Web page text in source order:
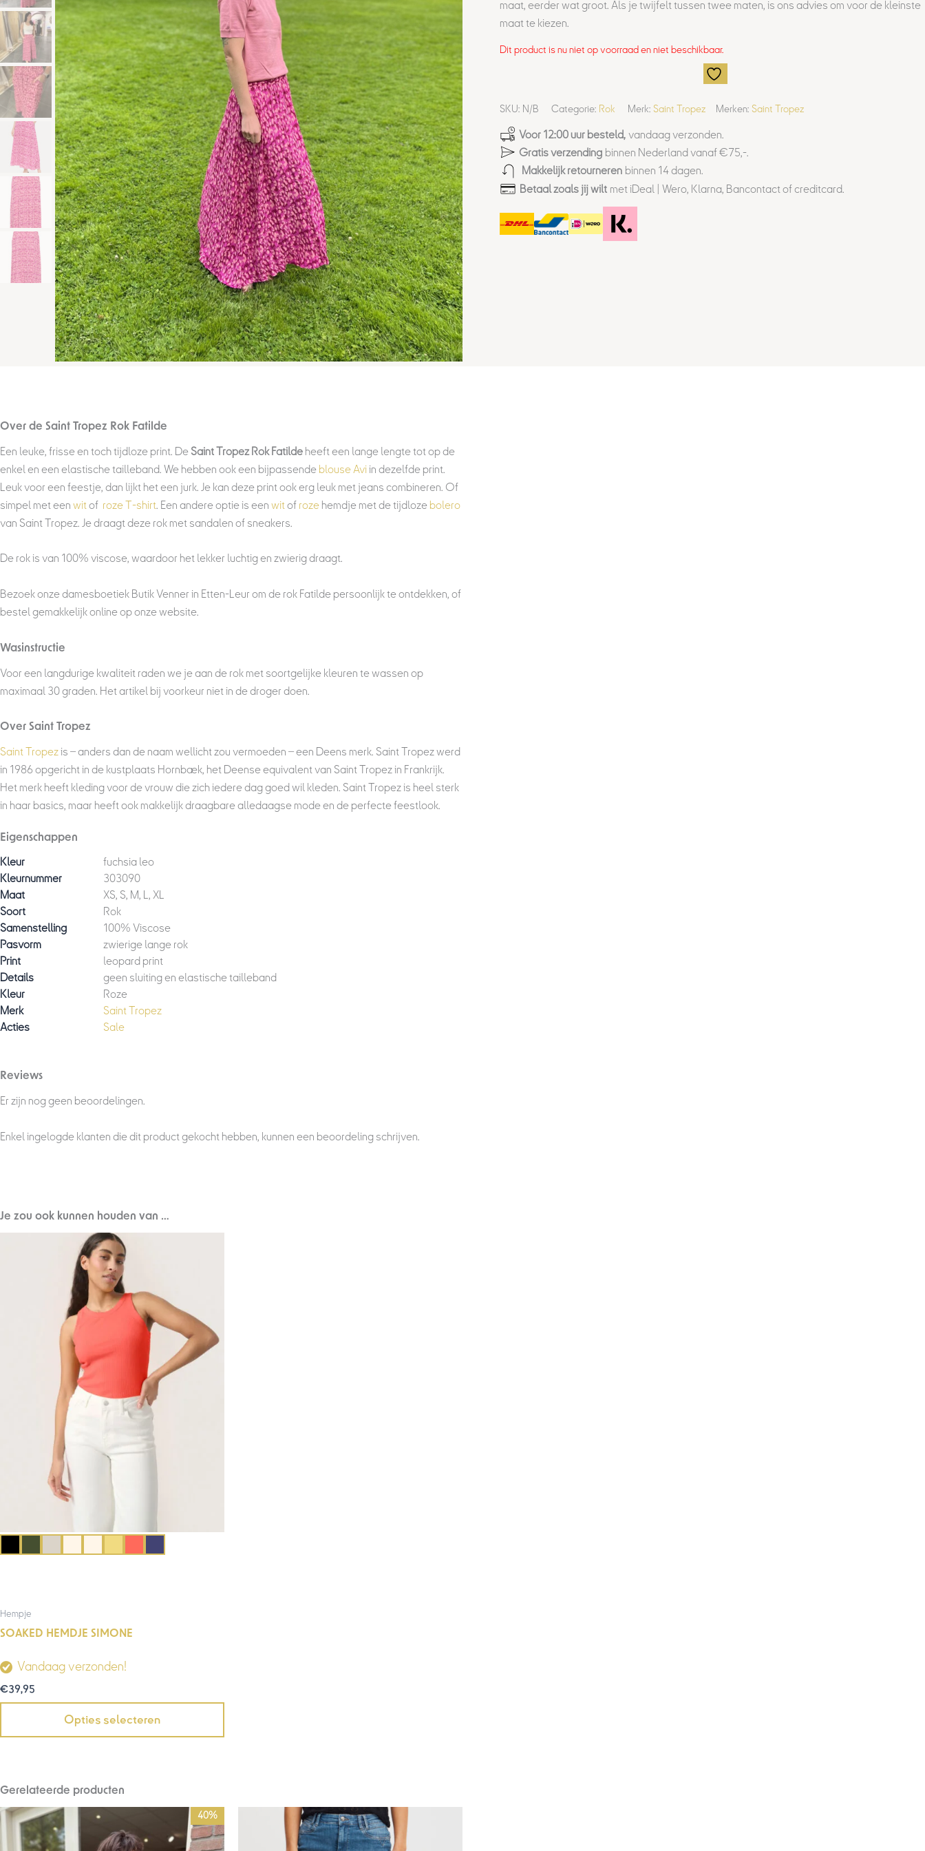
maat, eerder wat groot. Als je twijfelt tussen twee maten, is ons advies om voor de kleinste
maat te kiezen.
Dit product is nu niet op voorraad en niet beschikbaar.
SKU: N/B Categorie: Rok Merk: Saint Tropez Merken: Saint Tropez
Voor 12:00 uur besteld, vandaag verzonden.
Gratis verzending binnen Nederland vanaf €75,-.
Makkelijk retourneren binnen 14 dagen.
Betaal zoals jij wilt met iDeal | Wero, Klarna, Bancontact of creditcard.
Over de Saint Tropez Rok Fatilde
Een leuke, frisse en toch tijdloze print. De Saint Tropez Rok Fatilde heeft een lange lengte tot op de
enkel en een elastische tailleband. We hebben ook een bijpassende blouse Aviin dezelfde print.
Leuk voor een feestje, dan lijkt het een jurk. Je kan deze print ook erg leuk met jeans combineren. Of
simpel met een witof roze T-shirt. Een andere optie is een witof roze hemdje met de tijdloze bolero
van Saint Tropez. Je draagt deze rok met sandalen of sneakers.
De rok is van 100% viscose, waardoor het lekker luchtig en zwierig draagt.
Bezoek onze damesboetiek Butik Venner in Etten-Leur om de rok Fatilde persoonlijk te ontdekken, of
bestel gemakkelijk online op onze website.
Wasinstructie
Voor een langdurige kwaliteit raden we je aan de rok met soortgelijke kleuren te wassen op
maximaal 30 graden. Het artikel bij voorkeur niet in de droger doen.
Over Saint Tropez
Saint Tropezis – anders dan de naam wellicht zou vermoeden – een Deens merk. Saint Tropez werd
in 1986 opgericht in de kustplaats Hornbæk, het Deense equivalent van Saint Tropez in Frankrijk.
Het merk heeft kleding voor de vrouw die zich iedere dag goed wil kleden. Saint Tropez is heel sterk
in haar basics, maar heeft ook makkelijk draagbare alledaagse mode en de perfecte feestlook.
Eigenschappen
Kleur
fuchsia leo
Kleurnummer
303090
Maat
XS, S, M, L, XL
Soort
Rok
Samenstelling
100% Viscose
Pasvorm
zwierige lange rok
Print
leopard print
Details
geen sluiting en elastische tailleband
Kleur
Roze
Merk
Saint Tropez
Acties
Sale
Reviews
Er zijn nog geen beoordelingen.
Enkel ingelogde klanten die dit product gekocht hebben, kunnen een beoordeling schrijven.
Je zou ook kunnen houden van …
Hempje
SOAKED HEMDJE SIMONE
Vandaag verzonden!
€39,95
Opties selecteren
Gerelateerde producten
40%
Oorspronkelijke
prijs
was:
Huidige